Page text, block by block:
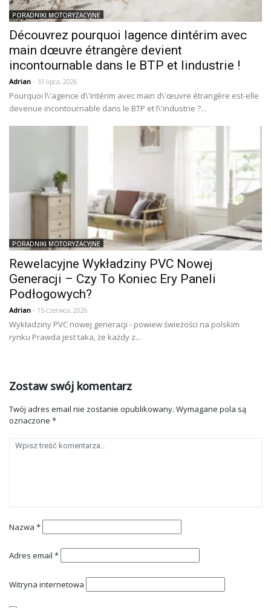
PORADNIKI MOTORYZACYJNE
Découvrez pourquoi lagence dintérim avec
main dœuvre étrangère devient
incontournable dans le BTP et lindustrie !
Adrian - 10 lipca, 2026
Pourquoi l\'agence d\'intérim avec main d\'œuvre étrangère est-elle
devenue incontournable dans le BTP et l\'industrie ?...
PORADNIKI MOTORYZACYJNE
Rewelacyjne Wykładziny PVC Nowej
Generacji – Czy To Koniec Ery Paneli
Podłogowych?
Adrian - 15 czerwca, 2026
Wykładziny PVC nowej generacji - powiew świeżości na polskim
rynku Prawda jest taka, że każdy z...
Zostaw swój komentarz
Twój adres email nie zostanie opublikowany. Wymagane pola są
oznaczone *
Nazwa *
Adres email *
Witryna internetowa